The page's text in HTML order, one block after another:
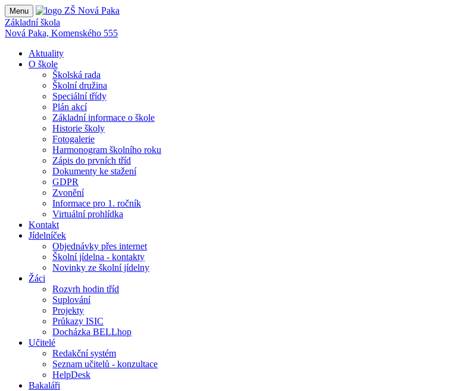
Menu
Základní škola
Nová Paka, Komenského 555
Aktuality
O škole
Školská rada
Školní družina
Speciální třídy
Plán akcí
Základní informace o škole
Historie školy
Fotogalerie
Harmonogram školního roku
Zápis do prvních tříd
Dokumenty ke stažení
GDPR
Zvonění
Informace pro 1. ročník
Virtuální prohlídka
Kontakt
Jídelníček
Objednávky přes internet
Školní jídelna - kontakty
Novinky ze školní jídelny
Žáci
Rozvrh hodin tříd
Suplování
Projekty
Průkazy ISIC
Docházka BELLhop
Učitelé
Redakční systém
Seznam učitelů - konzultace
HelpDesk
Bakaláři